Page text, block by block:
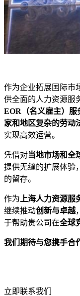
作为企业拓展国际市
供全面的人力资源服
EOR（名义雇主）服
家和地区复杂的劳动
实现高效运营。
凭借对当地市场和全
提供无缝的扩展体验
的留存。
作为 上海人力资源
继续推动创新与卓越
于帮助贵公司在全球
我们期待与您携手合
立即联系我们